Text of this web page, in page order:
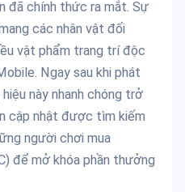
đã chính thức ra mắt. Sự
các nhân vật đối
vật phẩm trang trí độc
Ngay sau khi phát
này nhanh chóng trở
cập nhật được tìm kiếm
người chơi mua
để mở khóa phần thưởng